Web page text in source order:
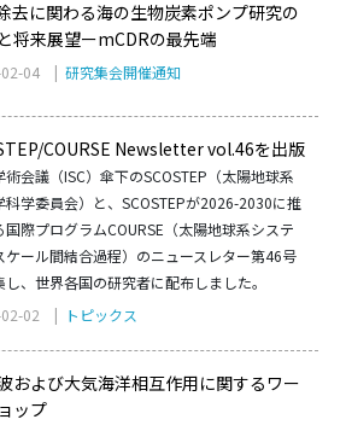
去に関わる海の生物炭素ポンプ研究の
将来展望ーmCDRの最先端
02-04 | 研究集会開催通知
COURSE Newsletter vol.46を出版
術会議（ISC）傘下のSCOSTEP（太陽地球系
科学委員会）と、SCOSTEPが2026-2030に推
国際プログラムCOURSE（太陽地球系システ
ケール間結合過程）のニュースレター第46号
し、世界各国の研究者に配布しました。
02-02 | トピックス
および大気海洋相互作用に関するワー
ップ